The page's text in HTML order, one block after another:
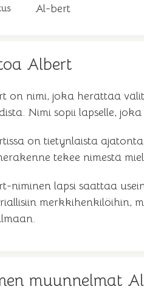
Al-bert
Albert
on nimi, joka herättää
Nimi sopii lapselle,
on tietynlaista
tekee nimestä
niminen lapsi saattaa
merkkihenkilöihin,
muunnelmat